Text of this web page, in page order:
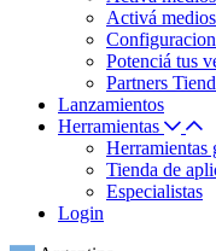
Activá
Potenciá tus
Partners
Lanzamientos
Herramientas
Herramientas
Tienda de
Especialistas
Login